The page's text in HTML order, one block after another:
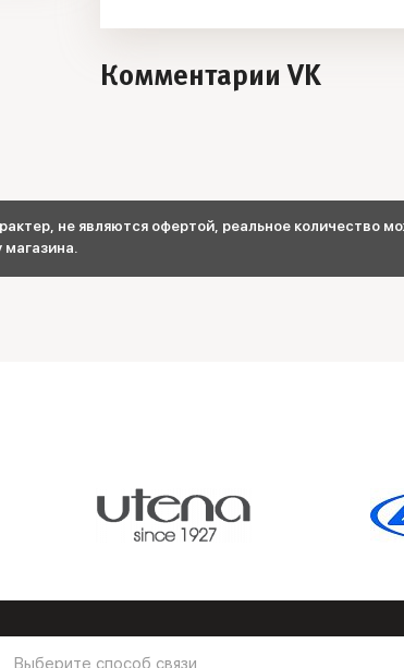
Комментарии VK
не являются офертой, реальное количество
магазина.